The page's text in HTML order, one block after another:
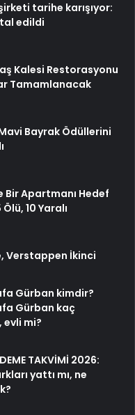
tarihe karışıyor:
edildi
Kalesi Restorasyonu
Tamamlanacak
Bayrak Ödüllerini
Bir Apartmanı Hedef
Ölü, 10 Yaralı
Verstappen İkinci
Gürban kimdir?
Gürban kaç
evli mi?
TAKVİMİ 2026:
yattı mı, ne